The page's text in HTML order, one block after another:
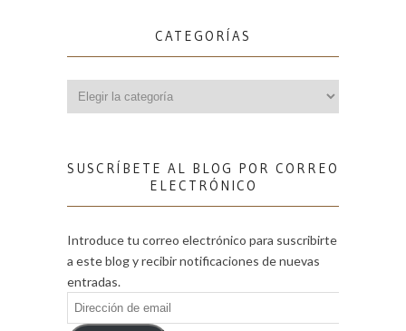
CATEGORÍAS
SUSCRÍBETE AL BLOG POR CORREO
ELECTRÓNICO
Introduce tu correo electrónico para suscribirte
a este blog y recibir notificaciones de nuevas
entradas.
Dirección
de